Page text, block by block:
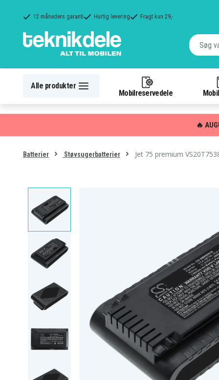
12 måneders garanti Hurtig levering Fragt kun 29,-
Alle produkter
Mobilreservedele
🔥
Batterier Støvsugerbatterier Jet 75 premium